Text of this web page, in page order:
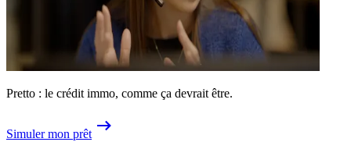
Pretto : le crédit immo, comme ça devrait être.
Simuler mon prêt